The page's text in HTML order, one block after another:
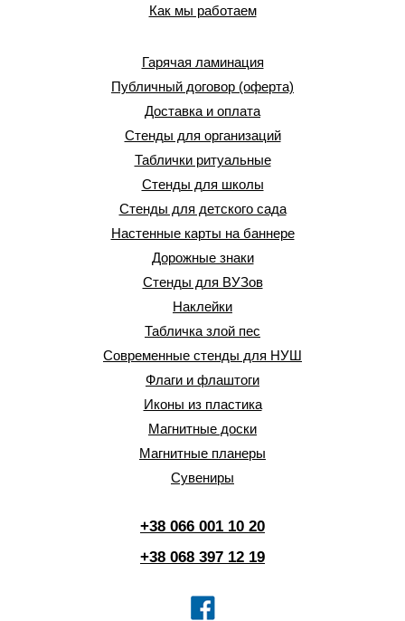
Как мы работаем
Гарячая ламинация
Публичный договор (оферта)
Доставка и оплата
Стенды для организаций
Таблички ритуальные
Стенды для школы
Стенды для детского сада
Настенные карты на баннере
Дорожные знаки
Стенды для ВУЗов
Наклейки
Табличка злой пес
Современные стенды для НУШ
Флаги и флаштоги
Иконы из пластика
Магнитные доски
Магнитные планеры
Сувениры
+38 066 001 10 20
+38 068 397 12 19